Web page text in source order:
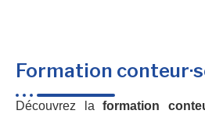
Formation
Découvrez la formation